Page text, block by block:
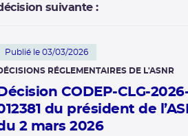
suivante :
Publié le 03/03/2026
RÉGLEMENTAIRES DE L'ASNR
Décision CODEP-CLG-
du président de
2 mars 2026